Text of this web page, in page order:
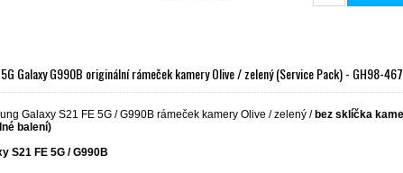
5G Galaxy G990B originální rámeček kamery Olive / zelený (Service Pack) - GH98-
Galaxy S21 FE 5G / G990B rámeček kamery Olive / zelený /bez sklíčka
balení)
S21 FE 5G / G990B